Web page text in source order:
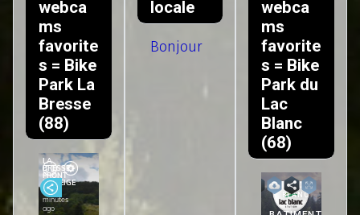
webca
ms
favorite
s = Bike
Park La
Bresse
(88)
locale
Bonjour
webca
ms
favorite
s = Bike
Park du
Lac
Blanc
(68)